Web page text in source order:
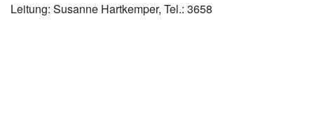
Leitung: Susanne Hartkemper, Tel.: 3658